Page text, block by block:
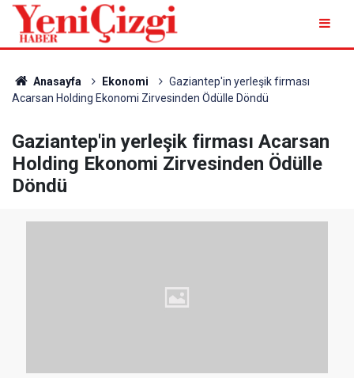
Anasayfa Ekonomi
Gaziantep'in yerleşik firması
Acarsan Holding Ekonomi Zirvesinden Ödülle Döndü
Gaziantep'in yerleşik firması Acarsan
Holding Ekonomi Zirvesinden Ödülle
Döndü